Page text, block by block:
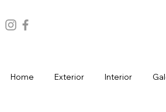
Home Exterior Interior